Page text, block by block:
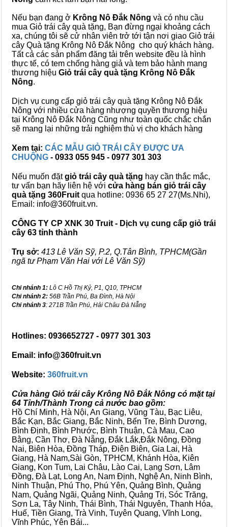
Nếu bạn đang ở Krông Nô Đắk Nông và có nhu cầu
mua Giỏ trái cây quà tặng, Bạn đừng ngại khoảng cách
xa, chúng tôi sẽ cử nhân viên trở tới tận nơi giao Giỏ trái
cây Quà tặng Krông Nô Đắk Nông cho quý khách hàng.
Tất cả các sản phẩm đăng tải trên website đều là hình
thực tế, có tem chống hàng giả và tem bảo hành mang
thương hiệu Giỏ trái cây quà tặng Krông Nô Đắk
Nông.
Dịch vụ cung cấp giỏ trái cây quà tặng Krông Nô Đắk
Nông với nhiều cửa hàng nhượng quyền thương hiệu
tại Krông Nô Đắk Nông Cũng như toàn quốc chắc chắn
sẽ mang lại những trải nghiệm thù vị cho khách hàng
Xem tại: CÁC MẪU GIỎ TRÁI CÂY ĐƯỢC ƯA
CHUỘNG - 0933 055 945 - 0977 301 303
Nếu muốn đặtgiỏ trái cây quà tặng hay cần thắc mắc,
tư vấn bạn hãy liên hệ với cửa hàng bán giỏ trái cây
quà tặng 360Fruit qua hotline: 0936 65 27 27(Ms.Nhi),
Email: info@360fruit.vn.
CÔNG TY CP XNK 30 Truit - Dịch vụ cung cấp giỏ trái
cây 63 tỉnh thành
Trụ sở: 413 Lê Văn Sỹ, P.2, Q.Tân Bình, TPHCM(Gần
ngã tư Phạm Văn Hai với Lê Văn Sỹ)
Chi nhánh 1: Lô C Hồ Thị Kỷ, P1, Q10, TPHCM
Chi nhánh 2: 56B Trần Phú, Ba Đình, Hà Nội
Chi nhánh 3: 271B Trần Phú, Hải Châu Đà Nẵng
Hotlines: 0936652727 - 0977 301 303
Email: info@360fruit.vn
Website: 360fruit.vn
Cửa hàng Giỏ trái cây Krông Nô Đắk Nông có mặt tại
64 Tỉnh/Thành Trong cả nước bao gồm:
Hồ Chí Minh, Hà Nội, An Giang, Vũng Tàu, Bạc Liêu,
Bắc Kạn, Bắc Giang, Bắc Ninh, Bến Tre, Bình Dương,
Bình Định, Bình Phước, Bình Thuận, Cà Mau, Cao
Bằng, Cần Thơ, Đà Nẵng, Đắk Lắk,Đắk Nông, Đồng
Nai, Biên Hòa, Đồng Tháp, Điện Biên, Gia Lai, Hà
Giang, Hà Nam,Sài Gòn, TPHCM, Khánh Hòa, Kiên
Giang, Kon Tum, Lai Châu, Lào Cai, Lạng Sơn, Lâm
Đồng, Đà Lạt, Long An, Nam Định, Nghệ An, Ninh Bình,
Ninh Thuận, Phú Thọ, Phú Yên, Quảng Bình, Quảng
Nam, Quảng Ngãi, Quảng Ninh, Quảng Trị, Sóc Trăng,
Sơn La, Tây Ninh, Thái Bình, Thái Nguyên, Thanh Hóa,
Huế, Tiền Giang, Trà Vinh, Tuyên Quang, Vĩnh Long,
Vĩnh Phúc, Yên Bái...